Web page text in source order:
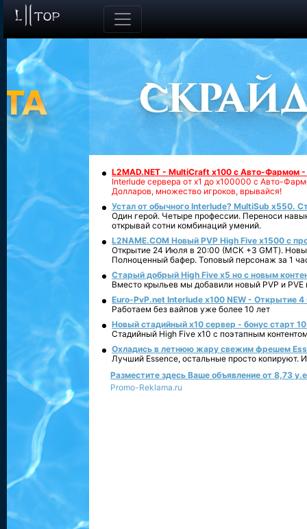
L2MAD.NET - MultiCraft x100 с Авто-Фармом
Interlude сервера от х1 до х100000 с Авто-
Долларов, множество игроков, врывайся!
Устал от обычного Interlude? MultiSub x550.
Один герой. Четыре профессии. Переноси
открывай сотни комбинаций умений.
L2NAME.COM Новый PVP High Five x1500 с
Открытие 24 Июля в 20:00 (МСК +3 GMT).
Полноценный бафер. Топовый персонаж за 1
Старый добрый High Five x5 но с новым
Вместо крыльев мы добавили новый PVP и PVE
Euro-PvP.net Interlude х100 NEW - Открытие 4
Работаем без вайпов уже более 10 лет
Новый стадийный х10 сервер - бонус старт
Стадийный High Five x10 с поэтапным
Охладись в летнюю жару свежим фрешем
Лучший Essence, остальные просто копируют.
Разместите здесь Ваше объявление от 8,73
Promo-Reklama.ru